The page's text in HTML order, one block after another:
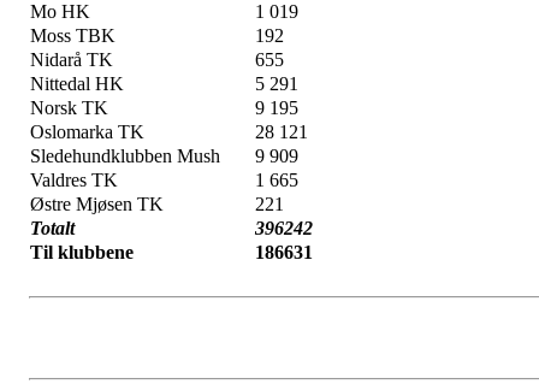
Mo HK
1 019
Moss TBK
192
Nidarå TK
655
Nittedal HK
5 291
Norsk TK
9 195
Oslomarka TK
28 121
Sledehundklubben Mush
9 909
Valdres TK
1 665
Østre Mjøsen TK
221
Totalt
396242
Til klubbene
186631